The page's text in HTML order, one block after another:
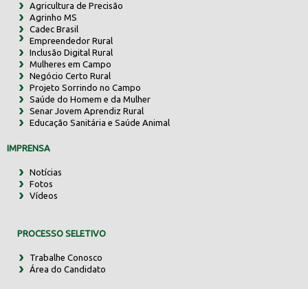
Agricultura de Precisão
Agrinho MS
Cadec Brasil
Empreendedor Rural
Inclusão Digital Rural
Mulheres em Campo
Negócio Certo Rural
Projeto Sorrindo no Campo
Saúde do Homem e da Mulher
Senar Jovem Aprendiz Rural
Educação Sanitária e Saúde Animal
IMPRENSA
Notícias
Fotos
Vídeos
PROCESSO SELETIVO
Trabalhe Conosco
Área do Candidato